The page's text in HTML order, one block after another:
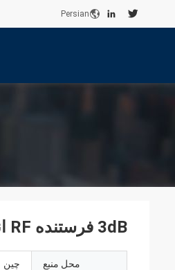
Persian
3dB فرستنده RF انعطاف پذیر آنتن N-زنان کانکتور لوازم جانبی ارتباطات
محل منبع چین